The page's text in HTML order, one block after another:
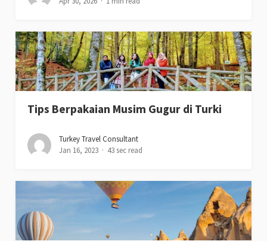
Tips Berpakaian Musim Gugur di Turki
Turkey Travel Consultant
Jan 16, 2023
43 sec read